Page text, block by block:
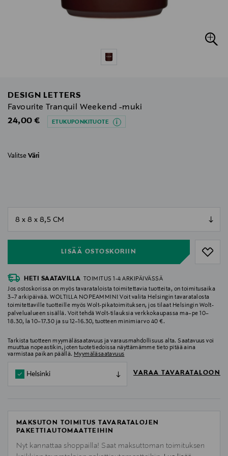
DESIGN LETTERS
Favourite Tranquil Weekend -muki
Original Price
24,00 € ETUKUPONKITUOTE
Valitse Väri
LISÄÄ OSTOSKORIIN
HETI SAATAVILLA
TOIMITUS 1-4 ARKIPÄIVÄSSÄ
Jos ostoskorissa on myös tavarataloista toimitettavia tuotteita, on toimitusaika
3–7 arkipäivää. WOLTILLA NOPEAMMIN! Voit valita Helsingin tavaratalosta
toimitettaville tuotteille myös Wolt-pikatoimituksen, jos tilaat Helsingin Wolt-
palvelualueen sisällä. Voit tehdä Wolt-tilauksia verkkokaupassa ma–pe 10–
18.30, la 10–17.30 ja su 12–16.30, tuotteen minimiarvo 40 €.
Tarkista tuotteen myymäläsaatavuus ja varausmahdollisuus alta. Saatavuus voi
muuttua nopeastikin, joten tuotetiedoissa näyttämämme tieto pitää aina
varmistaa paikan päällä. Myymäläsaatavuus
Helsinki VARAA TAVARATALOON
MAKSUTON TOIMITUS TAVARATALOJEN
PAKETTIAUTOMAATTEIHIN
Nyt kannattaa shoppailla! Saat maksuttoman toimituksen